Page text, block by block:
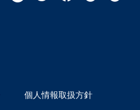
個人情報取扱方針